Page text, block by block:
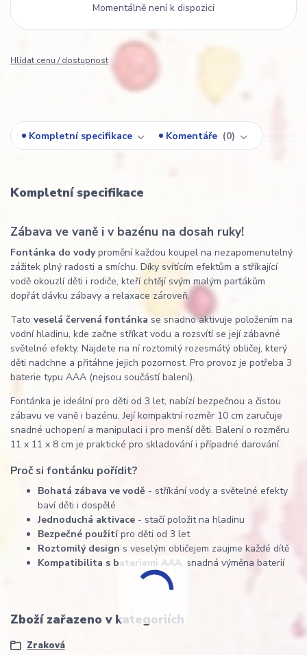
Momentálně není k dispozici
Hlídat cenu / dostupnost
Kompletní specifikace Komentáře 0
Kompletní specifikace
Zábava ve vaně i v bazénu na dosah ruky!
Fontánka do vodypromění každou koupel na nezapomenutelný
zážitek plný radosti a smíchu. Díky svítícím efektům a stříkající
vodě okouzlí děti i rodiče, kteří chtějí svým malým parťákům
dopřát dávku zábavy a relaxace zároveň.
Tato veselá červená fontánka se snadno aktivuje položením na
vodní hladinu, kde začne stříkat vodu a rozsvítí se její zábavné
světelné efekty. Najdete na ní roztomilý rozesmátý obličej, který
děti nadchne a přitáhne jejich pozornost. Pro provoz je potřeba 3
baterie typu AAA (nejsou součástí balení).
Fontánka je ideální pro děti od 3 let, nabízí bezpečnou a čistou
zábavu ve vaně i bazénu. Její kompaktní rozměr 10 cm zaručuje
snadné uchopení a manipulaci i pro menší děti. Balení o rozměru
11 x 11 x 8 cm je praktické pro skladování i případné darování.
Proč si fontánku pořídit?
Bohatá zábava ve vodě - stříkání vody a světelné efekty
baví děti i dospělé
Jednoduchá aktivace - stačí položit na hladinu
Bezpečné použitípro děti od 3 let
Roztomilý design s veselým obličejem zaujme každé dítě
Kompatibilita s bateriemi AAA, snadná výměna baterií
Zboží zařazeno v kategoriích
Zraková